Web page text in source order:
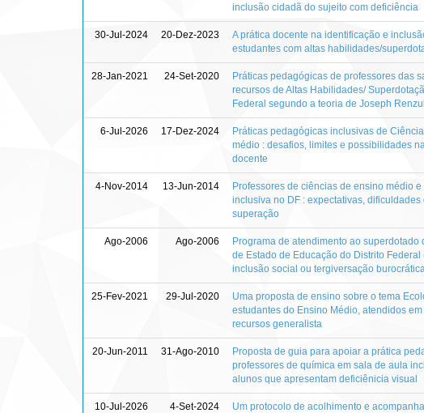
inclusão cidadã do sujeito com deficiência
30-Jul-2024 20-Dez-2023
A prática docente na identificação e
estudantes com altas habilidades/
28-Jan-2021 24-Set-2020
Práticas pedagógicas de professores das
recursos de Altas Habilidades/
Federal segundo a teoria de Joseph
6-Jul-2026 17-Dez-2024
Práticas pedagógicas inclusivas de
médio : desafios, limites e possibilidades
docente
4-Nov-2014 13-Jun-2014
Professores de ciências de ensino médio
inclusiva no DF : expectativas, dificuldades
superação
Ago-2006 Ago-2006
Programa de atendimento ao superdotado
de Estado de Educação do Distrito Federal
inclusão social ou tergiversação
25-Fev-2021 29-Jul-2020
Uma proposta de ensino sobre o tema
estudantes do Ensino Médio, atendidos
recursos generalista
20-Jun-2011 31-Ago-2010
Proposta de guia para apoiar a prática
professores de química em sala de aula
alunos que apresentam deficiênicia visual
10-Jul-2026 4-Set-2024
Um protocolo de acolhimento e